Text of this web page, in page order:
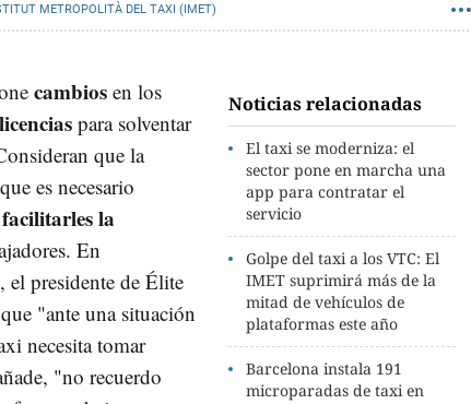
METROPOLITÀ DEL TAXI (IMET)
Noticias relacionadas
El taxi se moderniza: el
sector pone en marcha una
app para contratar el
servicio
Golpe del taxi a los VTC: El
IMET suprimirá más de la
mitad de vehículos de
plataformas este año
Barcelona instala 191
microparadas de taxi en
cambios en los
para solventar
que la
es necesario
facilitarles la
En
, el presidente de Élite
"ante una situación
necesita tomar
"no recuerdo